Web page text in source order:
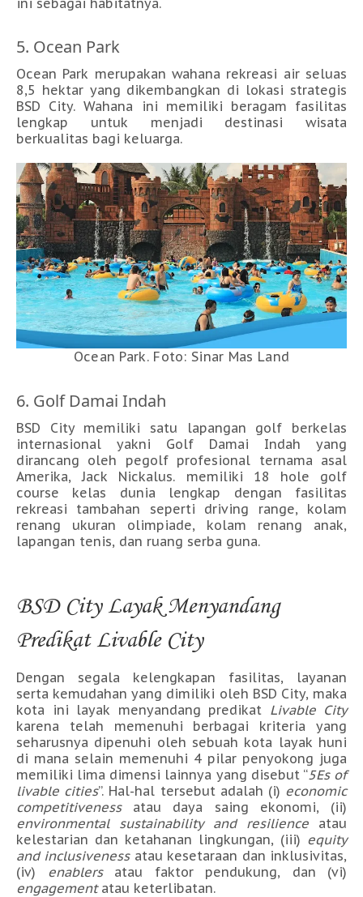
ini sebagai habitatnya.
5. Ocean Park
Ocean Park merupakan wahana rekreasi air seluas
8,5 hektar yang dikembangkan di lokasi strategis
BSD City. Wahana ini memiliki beragam fasilitas
lengkap untuk menjadi destinasi wisata
berkualitas bagi keluarga.
Ocean Park. Foto: Sinar Mas Land
6. Golf Damai Indah
BSD City memiliki satu lapangan golf berkelas
internasional yakni Golf Damai Indah yang
dirancang oleh pegolf profesional ternama asal
Amerika, Jack Nickalus. memiliki 18 hole golf
course kelas dunia lengkap dengan fasilitas
rekreasi tambahan seperti driving range, kolam
renang ukuran olimpiade, kolam renang anak,
lapangan tenis, dan ruang serba guna.
BSD City Layak Menyandang
Predikat Livable City
Dengan segala kelengkapan fasilitas, layanan
serta kemudahan yang dimiliki oleh BSD City, maka
kota ini layak menyandang predikat Livable City
karena telah memenuhi berbagai kriteria yang
seharusnya dipenuhi oleh sebuah kota layak huni
di mana selain memenuhi 4 pilar penyokong juga
memiliki lima dimensi lainnya yang disebut “5Es of
livable cities”. Hal-hal tersebut adalah (i) economic
competitivenessatau daya saing ekonomi, (ii)
environmental sustainability and resilienceatau
kelestarian dan ketahanan lingkungan, (iii) equity
and inclusiveness atau kesetaraan dan inklusivitas,
(iv) enablersatau faktor pendukung, dan (vi)
engagement atau keterlibatan.